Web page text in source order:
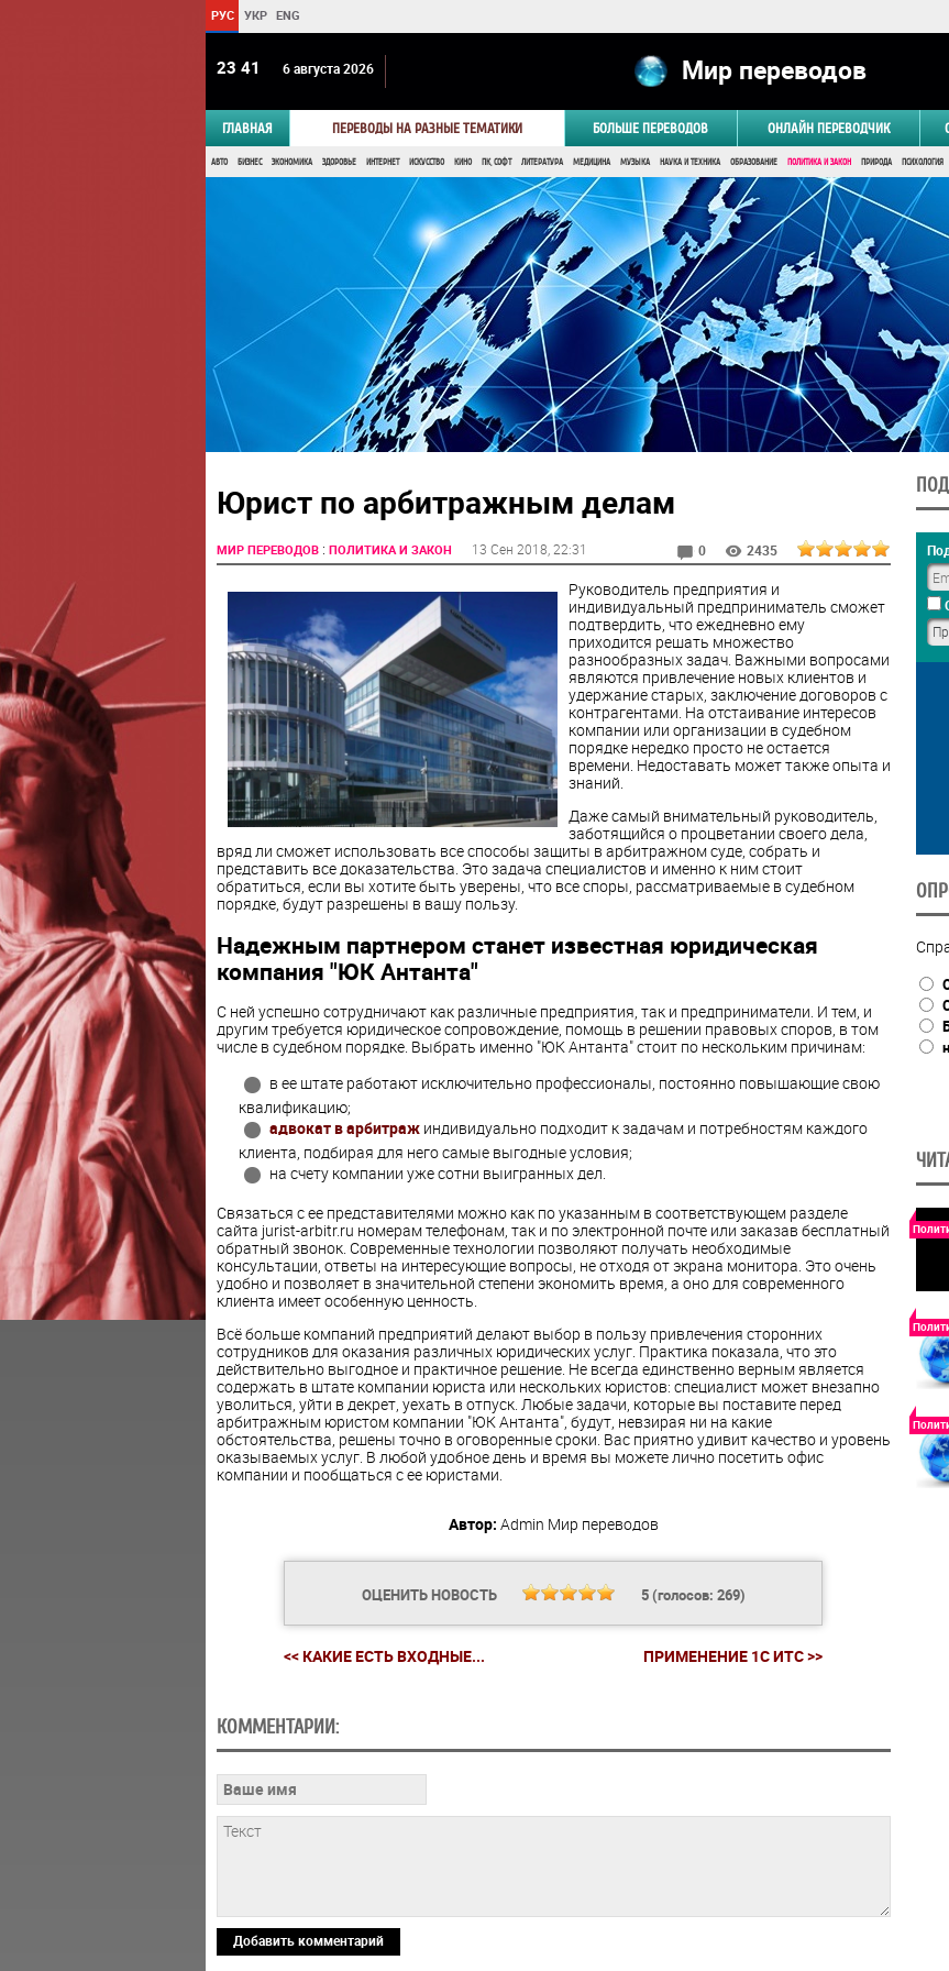
РУС УКР ENG
23:41 6 августа 2026 Мир переводов
ГЛАВНАЯ ПЕРЕВОДЫ НА РАЗНЫЕ ТЕМАТИКИ БОЛЬШЕ ПЕРЕВОДОВ ОНЛАЙН ПЕРЕВОДЧИК
АВТО БИЗНЕС ЭКОНОМИКА ЗДОРОВЬЕ ИНТЕРНЕТ ИСКУССТВО КИНО ПК, СОФТ ЛИТЕРАТУРА МЕДИЦИНА МУЗЫКА НАУКА И ТЕХНИКА ОБРАЗОВАНИЕ ПОЛИТИКА И ЗАКОН ПРИРОДА ПСИХОЛОГИЯ
Юрист по арбитражным делам
МИР ПЕРЕВОДОВ: ПОЛИТИКА И ЗАКОН 13 Сен 2018 , 22:31 0 2435
Руководитель предприятия и
индивидуальный предприниматель сможет
подтвердить, что ежедневно ему
приходится решать множество
разнообразных задач. Важными вопросами
являются привлечение новых клиентов и
удержание старых, заключение договоров с
контрагентами. На отстаивание интересов
компании или организации в судебном
порядке нередко просто не остается
времени. Недоставать может также опыта и
знаний.
Даже самый внимательный руководитель,
заботящийся о процветании своего дела,
вряд ли сможет использовать все способы защиты в арбитражном суде, собрать и
представить все доказательства. Это задача специалистов и именно к ним стоит
обратиться, если вы хотите быть уверены, что все споры, рассматриваемые в судебном
порядке, будут разрешены в вашу пользу.
Надежным партнером станет известная юридическая
компания "ЮК Антанта"
С ней успешно сотрудничают как различные предприятия, так и предприниматели. И тем, и
другим требуется юридическое сопровождение, помощь в решении правовых споров, в том
числе в судебном порядке. Выбрать именно "ЮК Антанта" стоит по нескольким причинам:
в ее штате работают исключительно профессионалы, постоянно повышающие свою
квалификацию;
адвокат в арбитражиндивидуально подходит к задачам и потребностям каждого
клиента, подбирая для него самые выгодные условия;
на счету компании уже сотни выигранных дел.
Связаться с ее представителями можно как по указанным в соответствующем разделе
сайта jurist-arbitr.ru номерам телефонам, так и по электронной почте или заказав бесплатный
обратный звонок. Современные технологии позволяют получать необходимые
консультации, ответы на интересующие вопросы, не отходя от экрана монитора. Это очень
удобно и позволяет в значительной степени экономить время, а оно для современного
клиента имеет особенную ценность.
Всё больше компаний предприятий делают выбор в пользу привлечения сторонних
сотрудников для оказания различных юридических услуг. Практика показала, что это
действительно выгодное и практичное решение. Не всегда единственно верным является
содержать в штате компании юриста или нескольких юристов: специалист может внезапно
уволиться, уйти в декрет, уехать в отпуск. Любые задачи, которые вы поставите перед
арбитражным юристом компании "ЮК Антанта", будут, невзирая ни на какие
обстоятельства, решены точно в оговоренные сроки. Вас приятно удивит качество и уровень
оказываемых услуг. В любой удобное день и время вы можете лично посетить офис
компании и пообщаться с ее юристами.
Автор: Admin Мир переводов
ОЦЕНИТЬ НОВОСТЬ 5(голосов: 269)
<< КАКИЕ ЕСТЬ ВХОДНЫЕ... ПРИМЕНЕНИЕ 1С ИТС >>
КОММЕНТАРИИ:
Добавить комментарий